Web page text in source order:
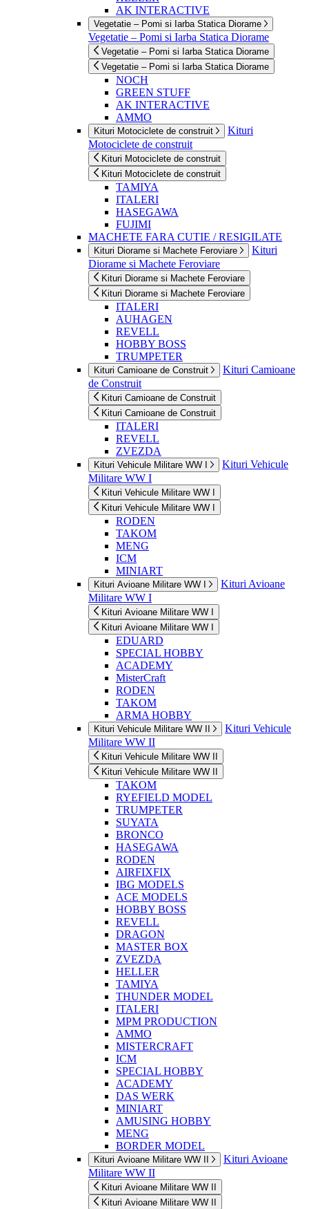
AK INTERACTIVE
Vegetatie – Pomi si Iarba Statica Diorame
Vegetatie – Pomi si Iarba Statica Diorame
Vegetatie – Pomi si Iarba Statica Diorame
Vegetatie – Pomi si Iarba Statica Diorame
NOCH
GREEN STUFF
AK INTERACTIVE
AMMO
Kituri Motociclete de construit
Kituri
Motociclete de construit
Kituri Motociclete de construit
Kituri Motociclete de construit
TAMIYA
ITALERI
HASEGAWA
FUJIMI
MACHETE FARA CUTIE / RESIGILATE
Kituri Diorame si Machete Feroviare
Kituri
Diorame si Machete Feroviare
Kituri Diorame si Machete Feroviare
Kituri Diorame si Machete Feroviare
ITALERI
AUHAGEN
REVELL
HOBBY BOSS
TRUMPETER
Kituri Camioane de Construit
Kituri Camioane
de Construit
Kituri Camioane de Construit
Kituri Camioane de Construit
ITALERI
REVELL
ZVEZDA
Kituri Vehicule Militare WW I
Kituri Vehicule
Militare WW I
Kituri Vehicule Militare WW I
Kituri Vehicule Militare WW I
RODEN
TAKOM
MENG
ICM
MINIART
Kituri Avioane Militare WW I
Kituri Avioane
Militare WW I
Kituri Avioane Militare WW I
Kituri Avioane Militare WW I
EDUARD
SPECIAL HOBBY
ACADEMY
MisterCraft
RODEN
TAKOM
ARMA HOBBY
Kituri Vehicule Militare WW II
Kituri Vehicule
Militare WW II
Kituri Vehicule Militare WW II
Kituri Vehicule Militare WW II
TAKOM
RYEFIELD MODEL
TRUMPETER
SUYATA
BRONCO
HASEGAWA
RODEN
AIRFIXFIX
IBG MODELS
ACE MODELS
HOBBY BOSS
REVELL
DRAGON
MASTER BOX
ZVEZDA
HELLER
TAMIYA
THUNDER MODEL
ITALERI
MPM PRODUCTION
AMMO
MISTERCRAFT
ICM
SPECIAL HOBBY
ACADEMY
DAS WERK
MINIART
AMUSING HOBBY
MENG
BORDER MODEL
Kituri Avioane Militare WW II
Kituri Avioane
Militare WW II
Kituri Avioane Militare WW II
Kituri Avioane Militare WW II